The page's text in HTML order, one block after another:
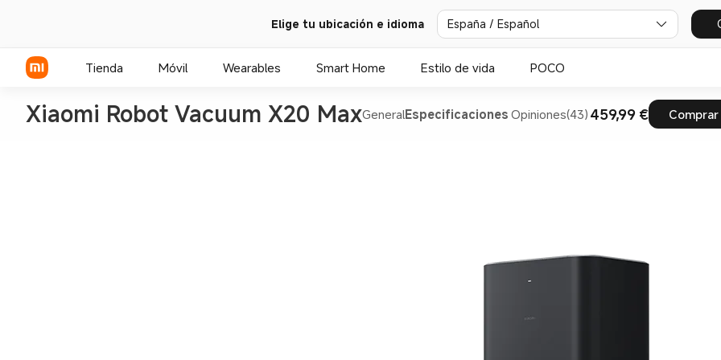
Elige tu ubicación e idioma España / Español
Tienda Móvil Wearables Smart Home Estilo de vida POCO
Xiaomi Robot Vacuum X20 MaxGeneralEspecificaciones Opiniones(43) 459,99 €